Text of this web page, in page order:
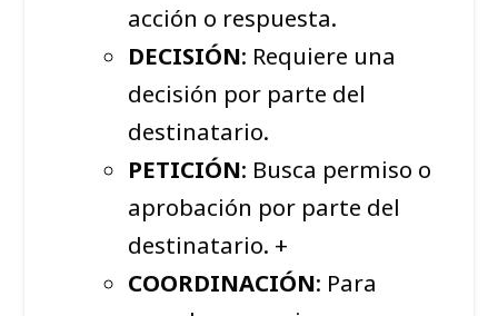
acción o respuesta.
DECISIÓN: Requiere una
decisión por parte del
destinatario.
PETICIÓN: Busca permiso o
aprobación por parte del
destinatario. +
COORDINACIÓN: Para